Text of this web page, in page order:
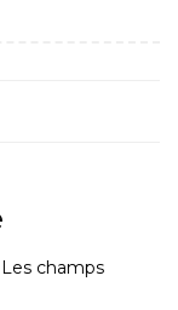
Les champs